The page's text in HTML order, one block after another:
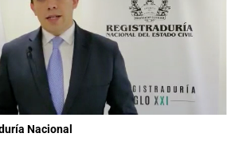
Nacional